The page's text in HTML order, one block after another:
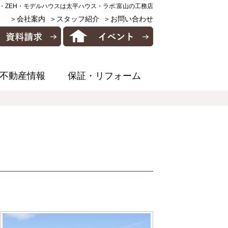
ZEH・モデルハウスは太平ハウス・ラボ:富山の工務店
＞会社案内 ＞スタッフ紹介 ＞お問い合わせ
不動産情報 保証・リフォーム